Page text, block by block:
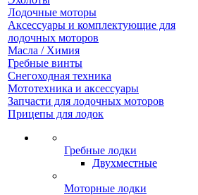
Лодочные моторы
Аксессуары и комплектующие для
лодочных моторов
Масла / Химия
Гребные винты
Снегоходная техника
Мототехника и аксессуары
Запчасти для лодочных моторов
Прицепы для лодок
Гребные лодки
Двухместные
Моторные лодки